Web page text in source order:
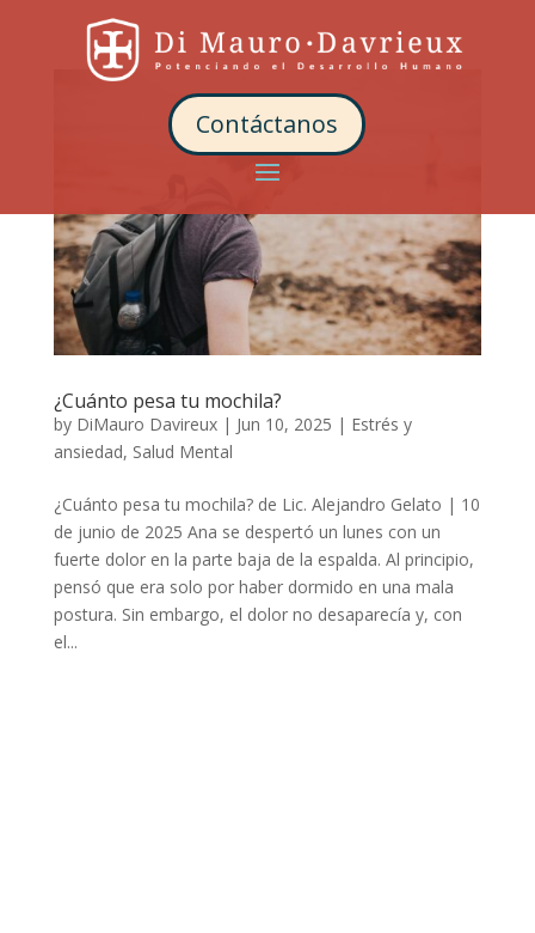
Contáctanos
¿Cuánto pesa tu mochila?
by DiMauro Davireux| Jun 10, 2025 | Estrés y
ansiedad, Salud Mental
¿Cuánto pesa tu mochila? de Lic. Alejandro Gelato | 10
de junio de 2025 Ana se despertó un lunes con un
fuerte dolor en la parte baja de la espalda. Al principio,
pensó que era solo por haber dormido en una mala
postura. Sin embargo, el dolor no desaparecía y, con
el...